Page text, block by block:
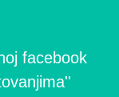
facebook